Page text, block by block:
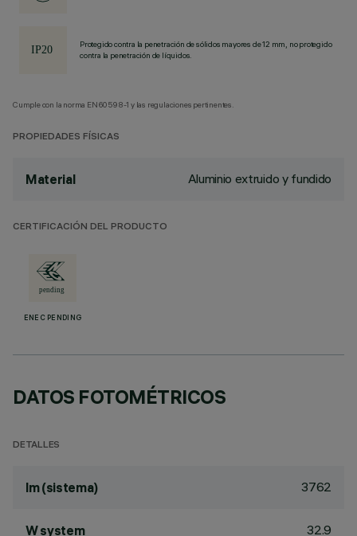
Protegido contra la penetración de sólidos mayores de 12 mm, no protegido
contra la penetración de líquidos.
Cumple con la norma EN60598-1 y las regulaciones pertinentes.
PROPIEDADES FÍSICAS
Material Aluminio extruido y fundido
CERTIFICACIÓN DEL PRODUCTO
ENEC PENDING
DATOS FOTOMÉTRICOS
DETALLES
lm (sistema) 3762
W system 32.9